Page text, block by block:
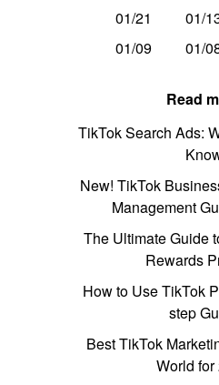
01/21
01/
01/09
01/
Read
TikTok Search Ads:
New! TikTok
Management
The Ultimate Guide
Rewards
How to Use TikTok
step
Best TikTok
World for